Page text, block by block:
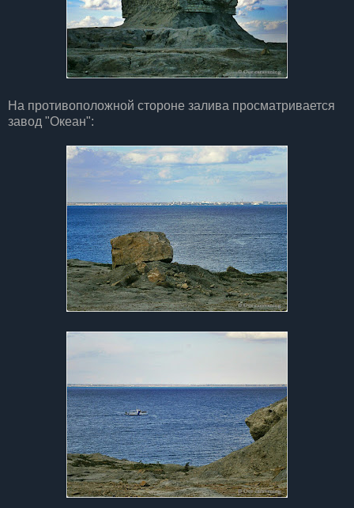
На противоположной стороне залива просматривается
завод "Океан":